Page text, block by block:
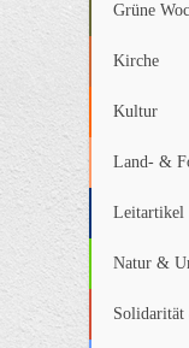
Grüne
Kirche
Kultur
Land- &
Leitartikel
Natur &